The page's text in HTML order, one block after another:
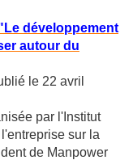
développement
autour du
le 22 avril
par l'Institut
sur la
de Manpower